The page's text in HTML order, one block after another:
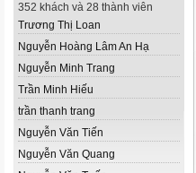
352 khách và 28 thành viên
Trương Thị Loan
Nguyễn Hoàng Lâm An Hạ
Nguyễn Minh Trang
Trần Minh Hiếu
trần thanh trang
Nguyễn Văn Tiến
Nguyễn Văn Quang